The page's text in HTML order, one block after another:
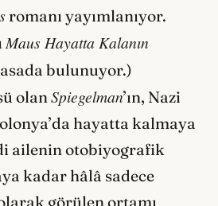
romanı yayımlanıyor.
Maus Hayatta Kalanın
bulunuyor.)
olanSpiegelman’ın, Nazi
hayatta kalmaya
ailenin otobiyografik
kadar hâlâ sadece
görülen ortamı